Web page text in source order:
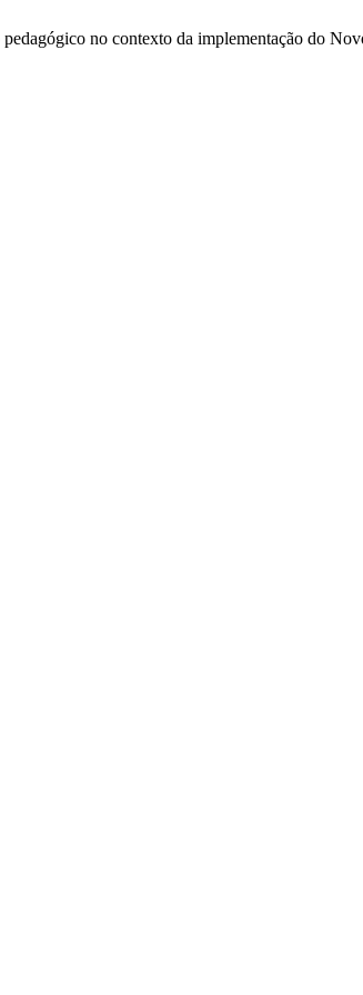
no contexto da implementação do